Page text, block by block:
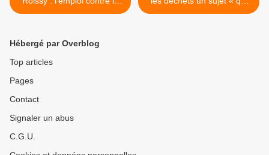
santé et la pollution ?
fâche » les candidats ? >
Hébergé par Overblog
Top articles
Pages
Contact
Signaler un abus
C.G.U.